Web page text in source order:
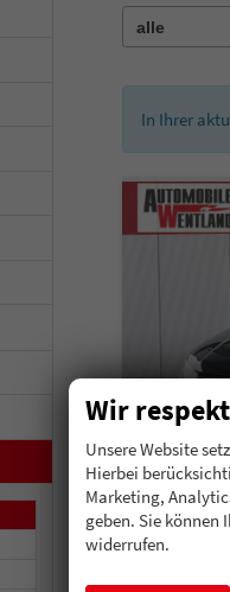
In Ihrer
Wir
Unsere Website
Hierbei
Marketing,
geben. Sie
widerrufen.